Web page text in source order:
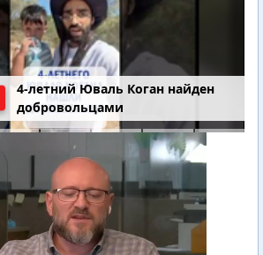
4-летний Юваль Коган найден
добровольцами